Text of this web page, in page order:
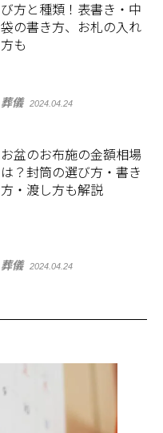
び方と種類！表書き・中
袋の書き方、お札の入れ
方も
葬儀 2024.04.24
お盆のお布施の金額相場
は？封筒の選び方・書き
方・渡し方も解説
葬儀 2024.04.24